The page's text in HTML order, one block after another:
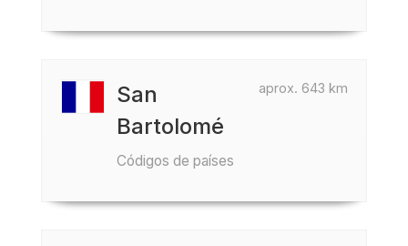
aprox. 643 km
San
Bartolomé
Códigos de países